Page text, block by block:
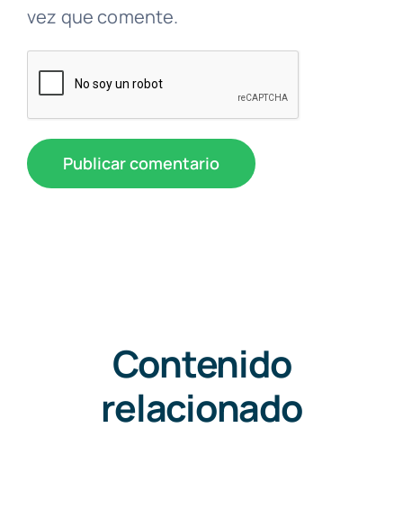
vez que comente.
Contenido
relacionado